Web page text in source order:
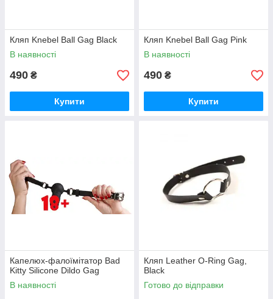
Кляп Knebel Ball Gag Black
В наявності
490 ₴
Купити
Кляп Knebel Ball Gag Pink
В наявності
490 ₴
Купити
Капелюх-фалоїмітатор Bad
Kitty Silicone Dildo Gag
В наявності
Кляп Leather O-Ring Gag,
Black
Готово до відправки